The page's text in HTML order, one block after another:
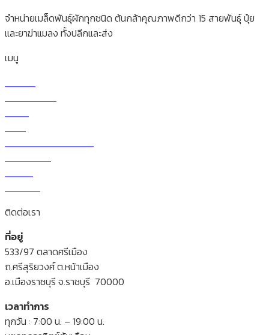
จำหน่ายเมล็ดพันธุ์ผักทุกชนิด ต้นกล้าคุณภาพดีกว่า 15 สายพันธุ์ ปุ๋ย
และยาฆ่าแมลง ทั้งปลีกและส่ง
เมนู
ติดต่อเรา
ที่อยู่
533/97 ตลาดศรีเมือง
ถ.ศรีสุริยวงศ์ ต.หน้าเมือง
อ.เมืองราชบุรี จ.ราชบุรี 70000
เวลาทำการ
ทุกวัน : 7:00 น. – 19:00 น.